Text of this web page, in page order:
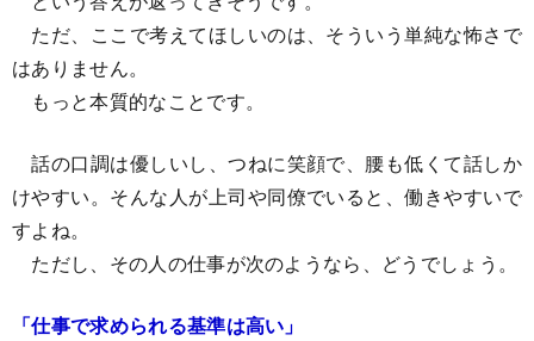
ただ、ここで考えてほしいのは、そういう単純な怖さで
はありません。
もっと本質的なことです。
話の口調は優しいし、つねに笑顔で、腰も低くて話しか
けやすい。そんな人が上司や同僚でいると、働きやすいで
すよね。
ただし、その人の仕事が次のようなら、どうでしょう。
「仕事で求められる基準は高い」